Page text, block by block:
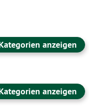
anzeigen
anzeigen